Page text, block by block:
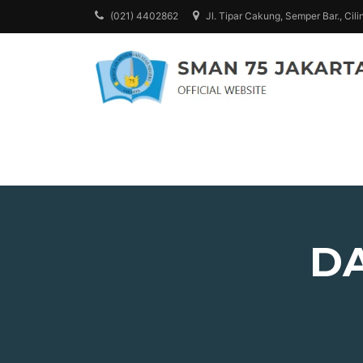
(021) 4402862 Jl. Tipar Cakung, Semper Bar.,